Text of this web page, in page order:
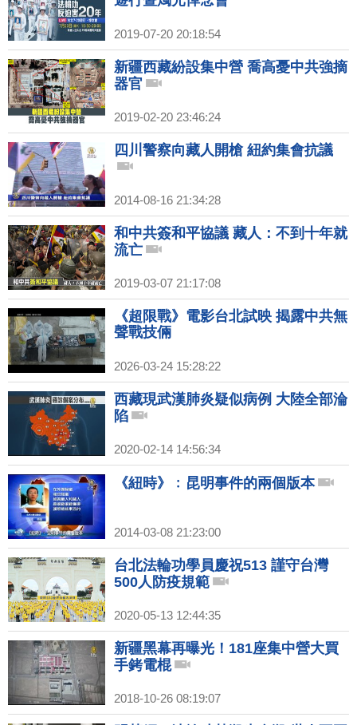
2019-07-20 20:18:54
新疆西藏紛設集中營 喬高憂中共強摘
器官
2019-02-20 23:46:24
四川警察向藏人開槍 紐約集會抗議
2014-08-16 21:34:28
和中共簽和平協議 藏人：不到十年就
流亡
2019-03-07 21:17:08
《超限戰》電影台北試映 揭露中共無
聲戰技倆
2026-03-24 15:28:22
西藏現武漢肺炎疑似病例 大陸全部淪
陷
2020-02-14 14:56:34
《紐時》﹕昆明事件的兩個版本
2014-03-08 21:23:00
台北法輪功學員慶祝513 謹守台灣
500人防疫規範
2020-05-13 12:44:35
新疆黑幕再曝光！181座集中營大買
手銬電棍
2018-10-26 08:19:07